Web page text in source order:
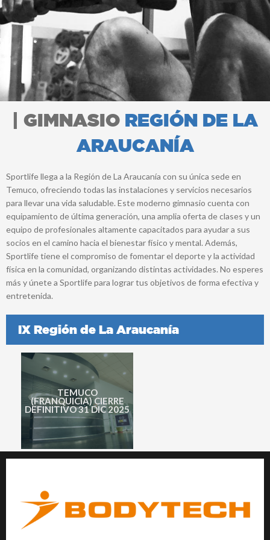
| GIMNASIO REGIÓN DE LA
ARAUCANÍA
Sportlife llega a la Región de La Araucanía con su única sede en
Temuco, ofreciendo todas las instalaciones y servicios necesarios
para llevar una vida saludable. Este moderno gimnasio cuenta con
equipamiento de última generación, una amplia oferta de clases y un
equipo de profesionales altamente capacitados para ayudar a sus
socios en el camino hacia el bienestar físico y mental. Además,
Sportlife tiene el compromiso de fomentar el deporte y la actividad
física en la comunidad, organizando distintas actividades. No esperes
más y únete a Sportlife para lograr tus objetivos de forma efectiva y
entretenida.
IX Región de La Araucanía
TEMUCO
(FRANQUICIA) CIERRE
DEFINITIVO 31 DIC 2025
Conoce más